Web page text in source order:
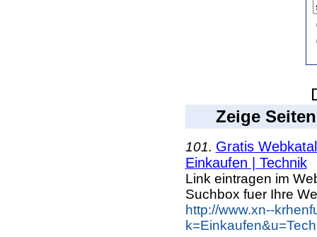
Zeige
101. Gratis
Einkaufen | Technik
Link eintragen im
Suchbox fuer Ihre
http://www.xn--